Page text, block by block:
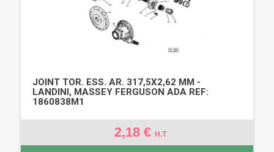
JOINT TOR. ESS. AR. 317,5X2,62 MM -
LANDINI, MASSEY FERGUSON ADA REF:
1860838M1
2,18 € H.T